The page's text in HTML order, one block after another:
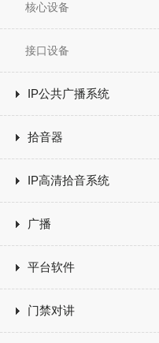
核心设备
接口设备
IP公共广播系统
拾音器
IP高清拾音系统
广播
平台软件
门禁对讲